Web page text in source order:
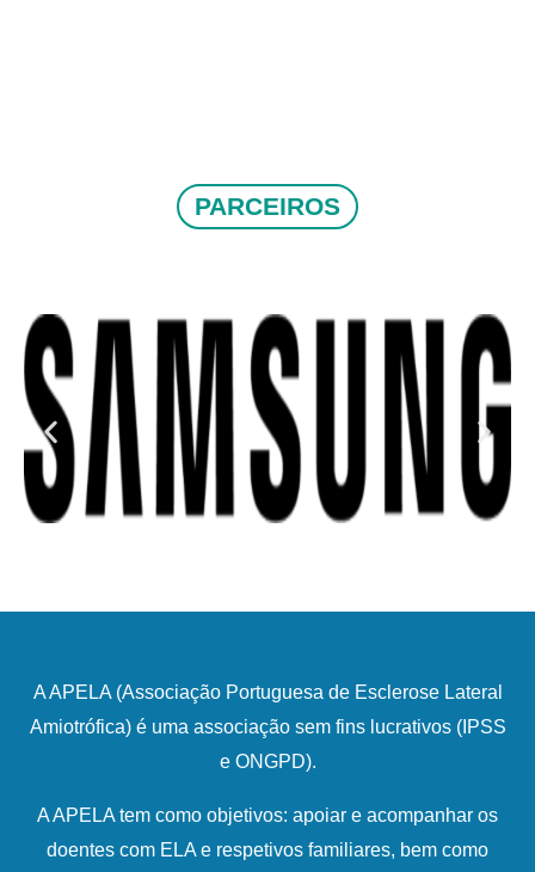
PARCEIROS
A APELA (Associação Portuguesa de Esclerose Lateral
Amiotrófica) é uma associação sem fins lucrativos (IPSS
e ONGPD).
A APELA tem como objetivos: apoiar e acompanhar os
doentes com ELA e respetivos familiares, bem como